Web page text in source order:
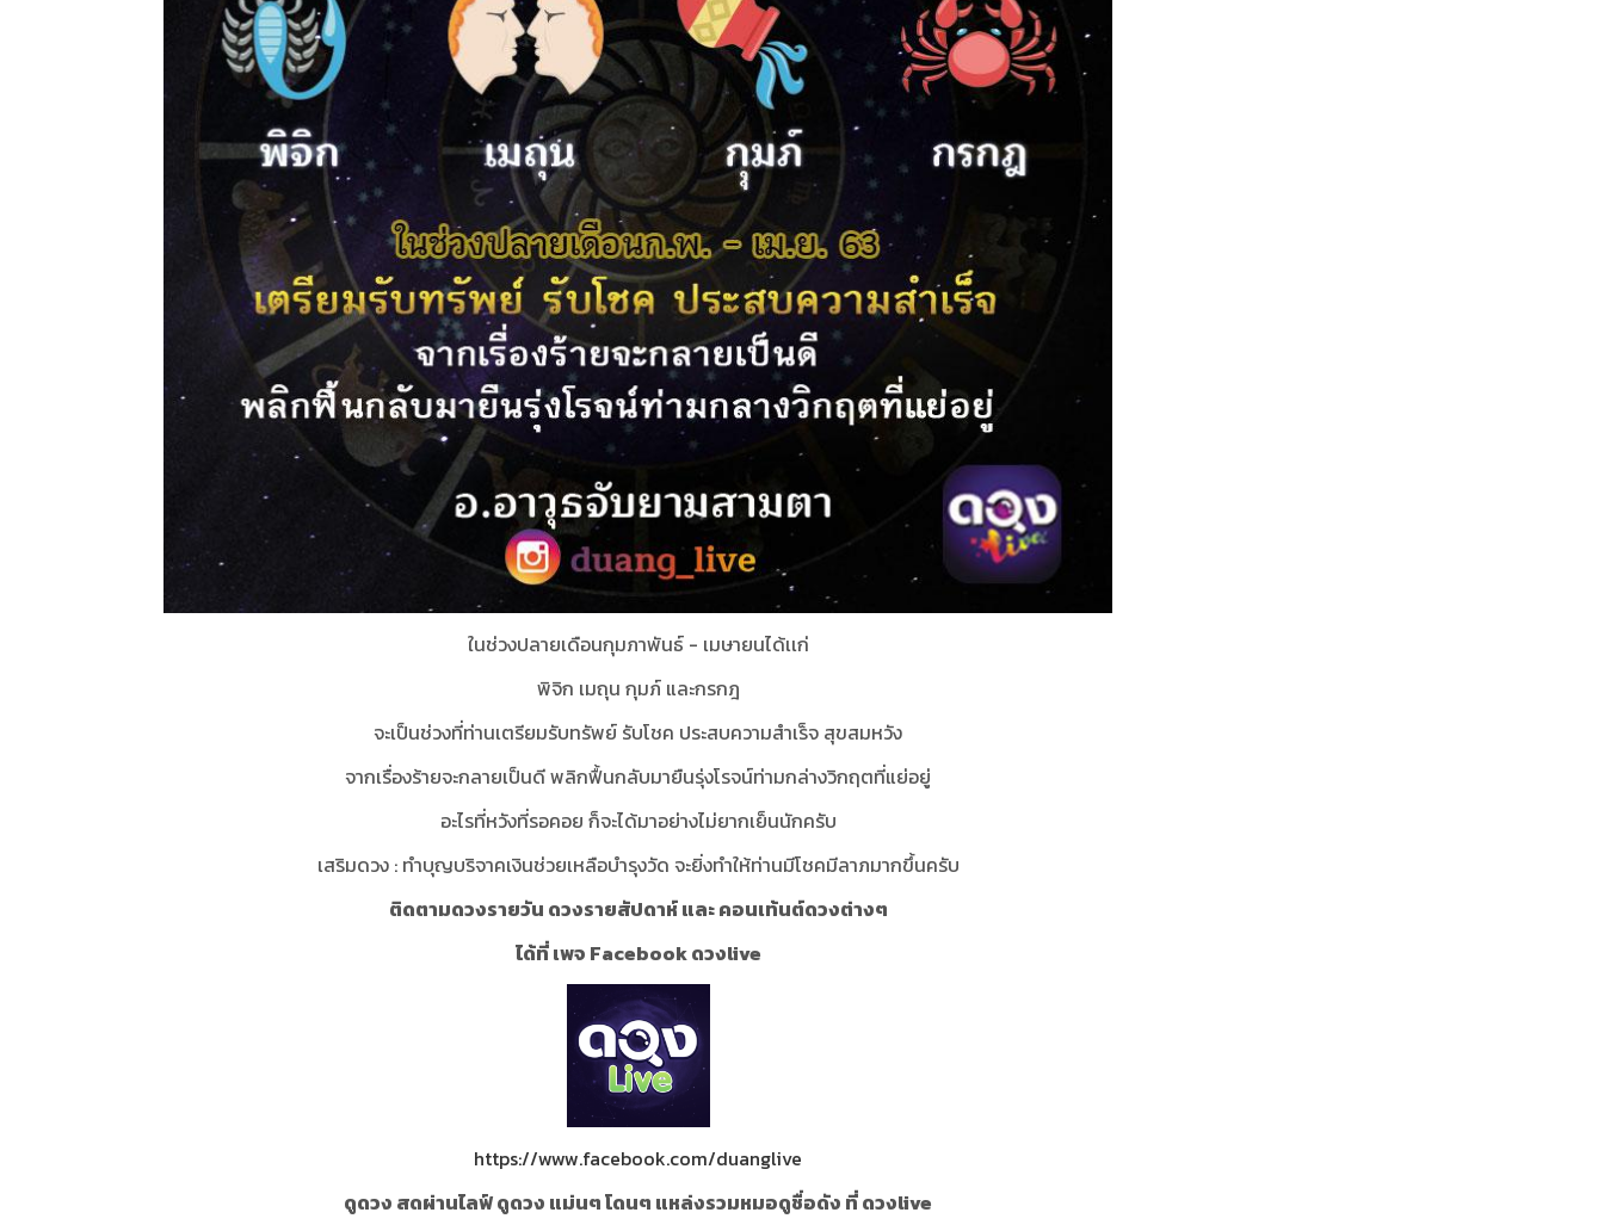
ในช่วงปลายเดือนกุมภาพันธ์ - เมษายนได้เเก่
พิจิก เมถุน กุมภ์ และกรกฎ
จะเป็นช่วงที่ท่านเตรียมรับทรัพย์ รับโชค ประสบความสำเร็จ สุขสมหวัง
จากเรื่องร้ายจะกลายเป็นดี พลิกฟื้นกลับมายืนรุ่งโรจน์ท่ามกล่างวิกฤตที่แย่อยู่
อะไรที่หวังที่รอคอย ก็จะได้มาอย่างไม่ยากเย็นนักครับ
เสริมดวง : ทำบุญบริจาคเงินช่วยเหลือบำรุงวัด จะยิ่งทำให้ท่านมีโชคมีลาภมากขึ้นครับ
ติดตามดวงรายวัน ดวงรายสัปดาห์ และ คอนเท้นต์ดวงต่างๆ
ได้ที่ เพจ Facebook ดวงlive
https://www.facebook.com/duanglive
ดูดวง สดผ่านไลฟ์ ดูดวง แม่นๆ โดนๆ แหล่งรวมหมอดูชื่อดัง ที่ ดวงlive